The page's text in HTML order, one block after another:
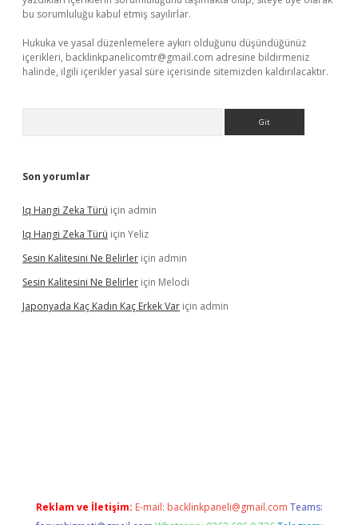
bu sorumluluğu kabul etmiş sayılırlar.
Hukuka ve yasal düzenlemelere aykırı olduğunu düşündüğünüz
içerikleri, backlinkpanelicomtr@gmail.com adresine bildirmeniz
halinde, ilgili içerikler yasal süre içerisinde sitemizden kaldırılacaktır.
Son yorumlar
Iq Hangi Zeka Türü için admin
Iq Hangi Zeka Türü için Yeliz
Sesin Kalitesini Ne Belirler için admin
Sesin Kalitesini Ne Belirler için Melodi
Japonyada Kaç Kadın Kaç Erkek Var için admin
Reklam ve İletişim: E-mail: backlinkpaneli@gmail.com Teams: